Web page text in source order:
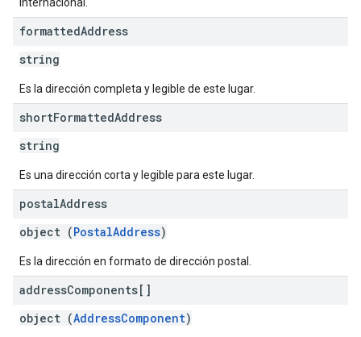
formattedAddress
string
Es la dirección completa y legible de este lugar.
shortFormattedAddress
string
Es una dirección corta y legible para este lugar.
postalAddress
object (PostalAddress)
Es la dirección en formato de dirección postal.
addressComponents[]
object (AddressComponent)